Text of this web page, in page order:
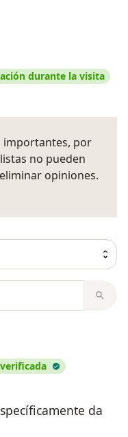
durante la visita
importantes, por
no pueden
opiniones.
da